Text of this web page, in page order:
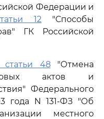
Федерации и
12 "Способы
ГК Российской
статьи 48"Отмена
актов и
Федерального
года N 131-ФЗ "Об
местного